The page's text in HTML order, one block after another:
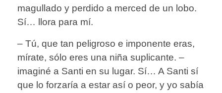
magullado y perdido a merced de un lobo.
Sí… llora para mí.
– Tú, que tan peligroso e imponente eras,
mírate, sólo eres una niña suplicante. –
imaginé a Santi en su lugar. Sí… A Santi sí
que lo forzaría a estar así o peor, y yo sabía